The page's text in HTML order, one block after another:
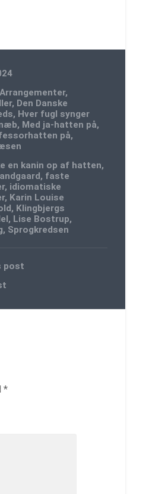
Arrangementer,
, Den Danske
, Hver fugl synger
, Med ja-hatten på,
på,
en kanin op af hatten,
, faste
, idiomatiske
, Karin Louise
, Klingbjergs
, Lise Bostrup,
, Sprogkredsen
post
*